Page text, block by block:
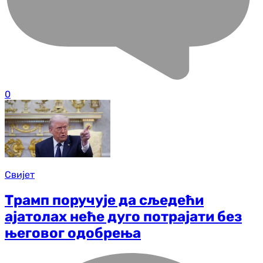
0
Свијет
Трамп поручује да сљедећи
ајатолах неће дуго потрајати без
његовог одобрења